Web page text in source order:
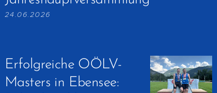
24.06.2026
Erfolgreiche OÖLV-
Masters in Ebensee: